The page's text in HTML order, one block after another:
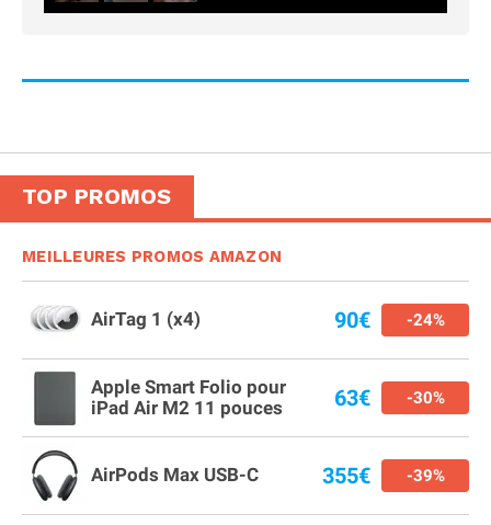
TOP PROMOS
MEILLEURES PROMOS AMAZON
AirTag 1 (x4) 90€ -24%
Apple Smart Folio pour
iPad Air M2 11 pouces
63€ -30%
AirPods Max USB-C 355€ -39%